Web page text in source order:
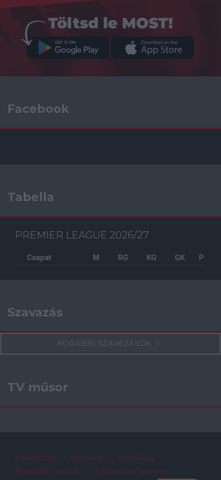
Facebook
Tabella
PREMIER LEAGUE 2026/27
Csapat M RG KG GK P
Szavazás
KORÁBBI SZAVAZÁSOK
TV műsor
Impresszum Kapcsolat
Szerzői jog
Adatvédelmi irányelv
Felhasználói feltételek